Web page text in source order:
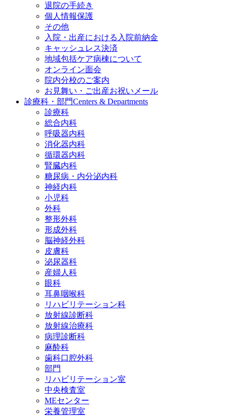
退院の手続き
個人情報保護
その他
入院・出産における入院前納金
キャッシュレス決済
地域包括ケア病棟について
オンライン面会
院内分校のご案内
お見舞い・ご出産お祝いメール
診療科・部門Centers & Departments
診療科
総合内科
呼吸器内科
消化器内科
循環器内科
腎臓内科
糖尿病・内分泌内科
神経内科
小児科
外科
整形外科
形成外科
脳神経外科
皮膚科
泌尿器科
産婦人科
眼科
耳鼻咽喉科
リハビリテーション科
放射線診断科
放射線治療科
病理診断科
麻酔科
歯科口腔外科
部門
リハビリテーション室
中央検査室
MEセンター
栄養管理室